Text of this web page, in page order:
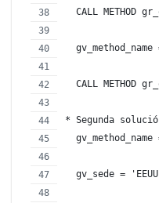
CALL METHOD
gv_method_name
CALL METHOD
* Segunda
gv_method_name
gv_sede =